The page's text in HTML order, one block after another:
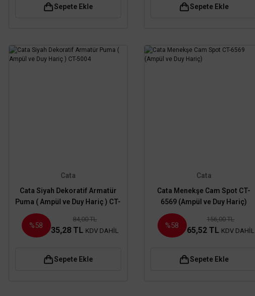
Sepete Ekle Sepete Ekle
Cata
Cata Siyah Dekoratif Armatür
Puma ( Ampül ve Duy Hariç ) CT-
%58
84,00 TL
35,28 TL KDV DAHİL
Sepete Ekle
Cata
Cata Menekşe Cam Spot CT-
6569 (Ampül ve Duy Hariç)
%58
156,00 TL
65,52 TL KDV DAHİL
Sepete Ekle